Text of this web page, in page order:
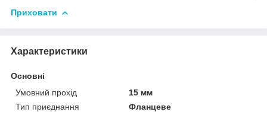
Приховати
Характеристики
Основні
Умовний прохід
15 мм
Тип приєднання
Фланцеве